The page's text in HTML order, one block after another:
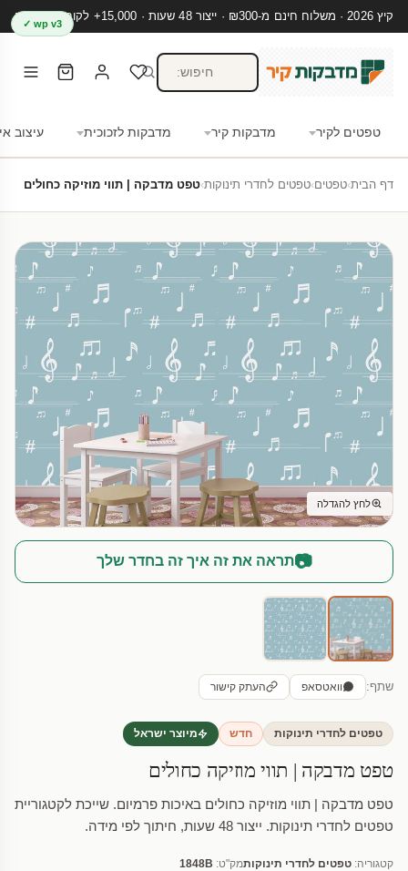
קיץ 2026 · משלוח חינם מ-₪300 · ייצור 48 שעות · 15,000+ לקוחות מרוצים
טפטים לקיר מדבקות קיר מדבקות לזכוכית עיצוב
wp v3 ✓
דף הבית›טפטים›טפטים לחדרי תינוקות›טפט מדבקה | תווי מוזיקה כחולים
לחץ להגדלה
📷תראה את זה איך זה בחדר שלך
שתף: וואטסאפ העתק קישור
טפטים לחדרי תינוקות חדש מיוצר ישראל
טפט מדבקה | תווי מוזיקה כחולים
טפט מדבקה | תווי מוזיקה כחולים באיכות פרמיום. שייכת לקטגוריית
טפטים לחדרי תינוקות. ייצור 48 שעות, חיתוך לפי מידה.
קטגוריה: טפטים לחדרי תינוקותמק"ט: 1848B